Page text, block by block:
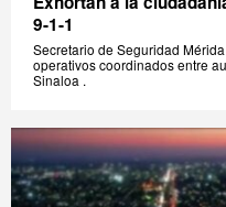
9-1-1
Secretario de Seguridad
operativos coordinados entre
Sinaloa .